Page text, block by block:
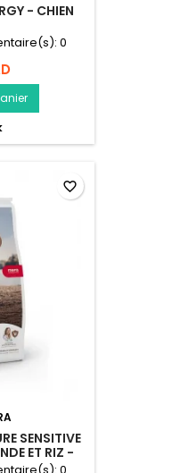
- CHIEN
0
SENSITIVE
ET RIZ -
favorite_border